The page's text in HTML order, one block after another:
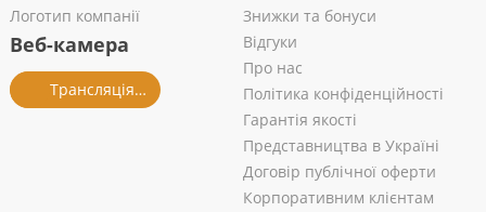
Логотип компанії
Веб-камера
Трансляція із салону
Знижки та бонуси
Відгуки
Про нас
Політика конфіденційності
Гарантія якості
Представництва в Україні
Договір публічної оферти
Корпоративним клієнтам